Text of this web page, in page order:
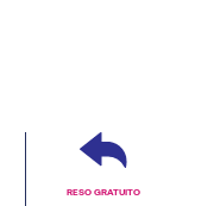
RESO GRATUITO